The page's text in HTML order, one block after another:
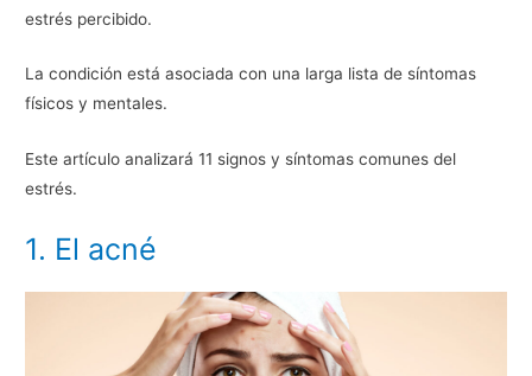
estrés percibido.
La condición está asociada con una larga lista de síntomas
físicos y mentales.
Este artículo analizará 11 signos y síntomas comunes del
estrés.
1. El acné